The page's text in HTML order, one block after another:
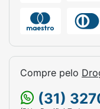
Compre pelo
(31)